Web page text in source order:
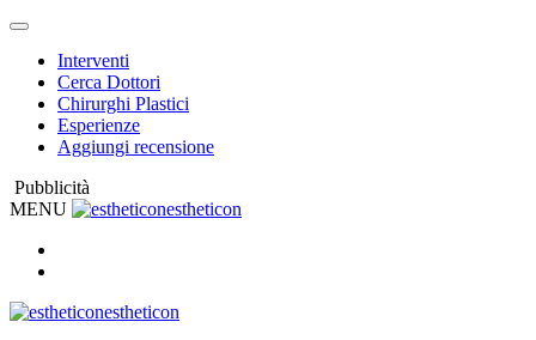
Interventi
Cerca Dottori
Chirurghi Plastici
Esperienze
Aggiungi recensione
Pubblicità
MENU
estheticon
estheticon